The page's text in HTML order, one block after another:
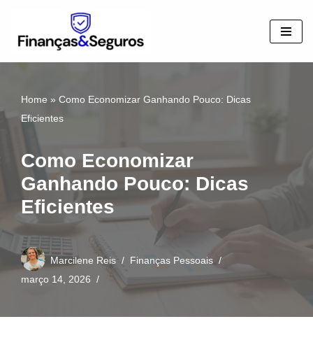
Pular
conteúdo
Home » Como Economizar Ganhando Pouco: Dicas
Eficientes
Como Economizar
Ganhando Pouco: Dicas
Eficientes
Marcilene Reis
Finanças Pessoais
março 14, 2026